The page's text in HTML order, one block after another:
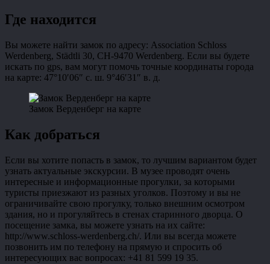
Где находится
Вы можете найти замок по адресу: Association Schloss
Werdenberg, Städtli 30, CH-9470 Werdenberg. Если вы будете
искать по gps, вам могут помочь точные координаты города
на карте: 47°10′06″ с. ш. 9°46′31″ в. д.
Замок Верденберг на карте
Как добраться
Если вы хотите попасть в замок, то лучшим вариантом будет
узнать актуальные экскурсии. В музее проводят очень
интересные и информационные прогулки, за которыми
туристы приезжают из разных уголков. Поэтому и вы не
ограничивайте свою прогулку, только внешним осмотром
здания, но и прогуляйтесь в стенах старинного дворца. О
посещение замка, вы можете узнать на их сайте:
http://www.schloss-werdenberg.ch/. Или вы всегда можете
позвонить им по телефону на прямую и спросить об
интересующих вас вопросах: +41 81 599 19 35.